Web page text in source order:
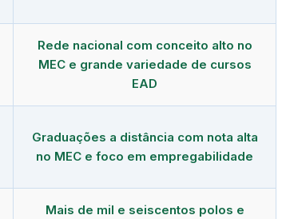
Rede nacional com conceito alto no
MEC e grande variedade de cursos
EAD
Graduações a distância com nota alta
no MEC e foco em empregabilidade
Mais de mil e seiscentos polos e